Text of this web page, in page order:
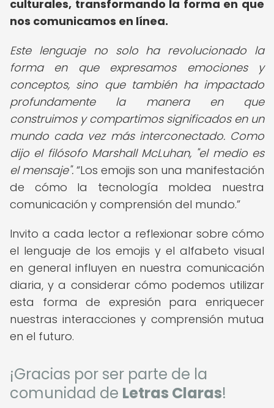
culturales, transformando la forma en que
nos comunicamos en línea.
Este lenguaje no solo ha revolucionado la
forma en que expresamos emociones y
conceptos, sino que también ha impactado
profundamente la manera en que
construimos y compartimos significados en un
mundo cada vez más interconectado. Como
dijo el filósofo Marshall McLuhan, "el medio es
el mensaje". Los emojis son una manifestación
de cómo la tecnología moldea nuestra
comunicación y comprensión del mundo.
Invito a cada lector a reflexionar sobre cómo
el lenguaje de los emojis y el alfabeto visual
en general influyen en nuestra comunicación
diaria, y a considerar cómo podemos utilizar
esta forma de expresión para enriquecer
nuestras interacciones y comprensión mutua
en el futuro.
¡Gracias por ser parte de la
comunidad de Letras Claras!